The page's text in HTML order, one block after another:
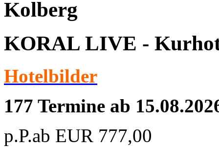
Kolberg
KORAL LIVE -
Hotelbilder
177 Termine ab
p.P.ab EUR 777,00